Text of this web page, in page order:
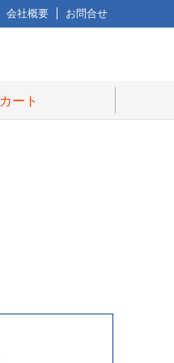
会社概要 お問合せ
カート